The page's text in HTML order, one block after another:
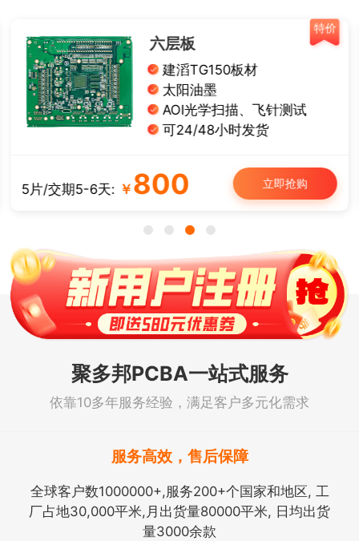
单面铝基板
导热系数1W
有铅喷锡、白油黑字
板厚： 1.0/1.2/1.6 mm
可12/24小时发货
5片/交期3-4天:￥50 立即抢购
聚多邦PCBA一站式服务
依靠10多年服务经验，满足客户多元化需求
服务高效，售后保障
全球客户数1000000+,服务200+个国家和地区, 工
厂占地30,000平米,月出货量80000平米, 日均出货
量3000余款